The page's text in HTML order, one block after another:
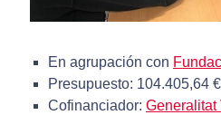
En agrupación con
Presupuesto: 104.405,64 €
Cofinanciador: Generalitat